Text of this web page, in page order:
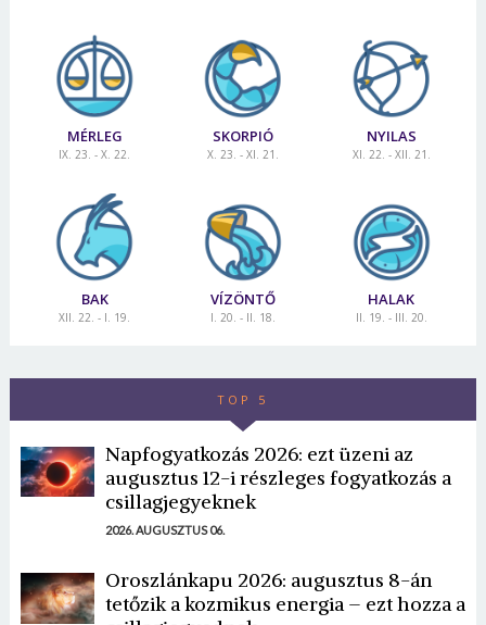
MÉRLEG
IX. 23. - X. 22.
SKORPIÓ
X. 23. - XI. 21.
NYILAS
XI. 22. - XII. 21.
BAK
XII. 22. - I. 19.
VÍZÖNTŐ
I. 20. - II. 18.
HALAK
II. 19. - III. 20.
TOP 5
Napfogyatkozás 2026: ezt üzeni az
augusztus 12-i részleges fogyatkozás a
csillagjegyeknek
2026. AUGUSZTUS 06.
Oroszlánkapu 2026: augusztus 8-án
tetőzik a kozmikus energia – ezt hozza a